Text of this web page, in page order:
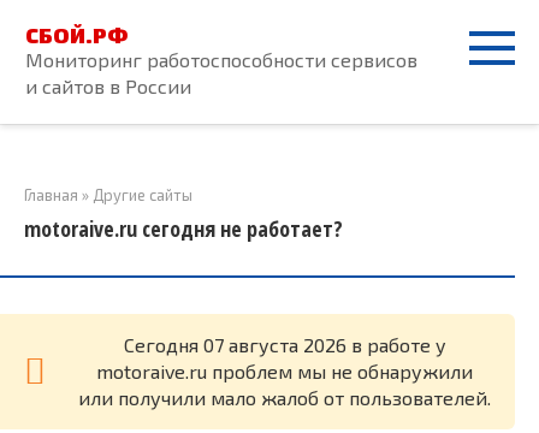
контенту
СБОЙ.РФ
Мониторинг работоспособности сервисов
и сайтов в России
Главная » Другие сайты
motoraive.ru сегодня не работает?
Cегодня 07 августа 2026 в работе у
motoraive.ru проблем мы не обнаружили
или получили мало жалоб от пользователей.